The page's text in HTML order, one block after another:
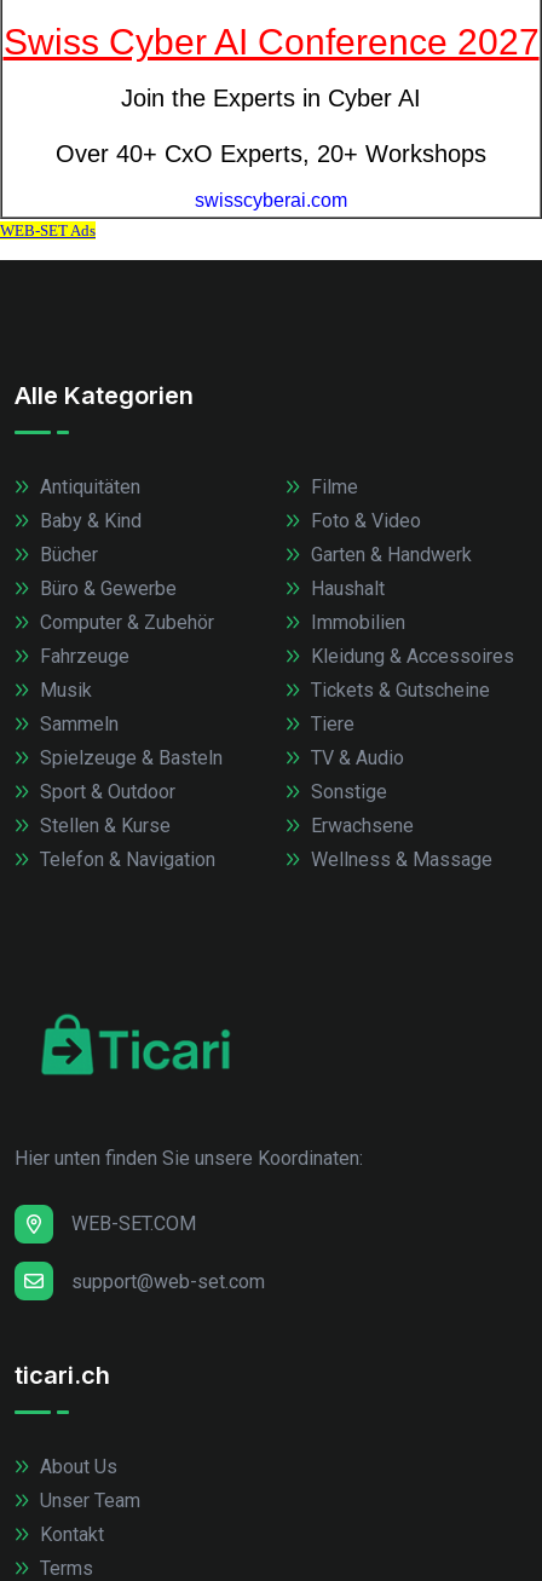
Alle Kategorien
Antiquitäten
Baby & Kind
Bücher
Büro & Gewerbe
Computer & Zubehör
Fahrzeuge
Filme
Foto & Video
Garten & Handwerk
Haushalt
Immobilien
Kleidung & Accessoires
Musik
Sammeln
Spielzeuge & Basteln
Sport & Outdoor
Stellen & Kurse
Telefon & Navigation
Tickets & Gutscheine
Tiere
TV & Audio
Sonstige
Erwachsene
Wellness & Massage
Hier unten finden Sie unsere Koordinaten:
WEB-SET.COM
support@web-set.com
ticari.ch
About Us
Unser Team
Kontakt
Terms